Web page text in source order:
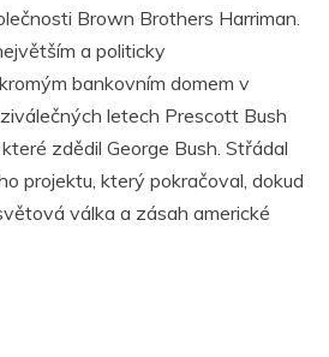
Brown Brothers Harriman.
a politicky
bankovním domem v
letech Prescott Bush
zdědil George Bush. Střádal
projektu, který pokračoval, dokud
válka a zásah americké